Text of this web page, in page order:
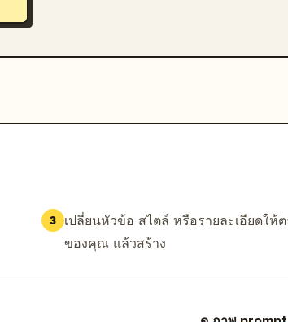
3
เปลี่ยนหัวข้อ สไตล์ หรือรายละเอียดให้ต
ของคุณ แล้วสร้าง